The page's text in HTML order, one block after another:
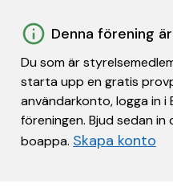
Denna förening
Du som är
starta upp en gratis
användarkonto, logga in
föreningen. Bjud sedan
boappa. Skapa konto